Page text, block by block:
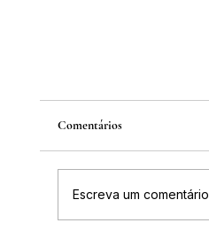
Comentários
Escreva um comentário